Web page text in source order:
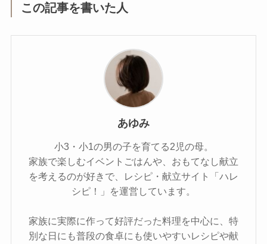
この記事を書いた人
あゆみ
小3・小1の男の子を育てる2児の母。
家族で楽しむイベントごはんや、おもてなし献立
を考えるのが好きで、レシピ・献立サイト「ハレ
シピ！」を運営しています。
家族に実際に作って好評だった料理を中心に、特
別な日にも普段の食卓にも使いやすいレシピや献